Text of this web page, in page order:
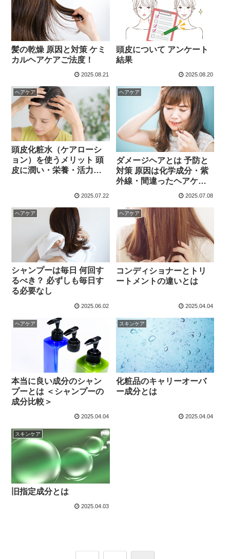
髪の乾燥 原因と対策 ケミ
カルヘアケアご法度！
2025.08.21
頭皮について アンケート
結果
2025.08.20
ヘアケア
頭皮化粧水（ケアローシ
ョン）を使うメリット 頭
皮に潤い・栄養・活力！
2025.07.22
ヘアケア
ダメージヘアとは 予防と
対策 原因は化学成分・紫
外線・間違ったヘアケア
2025.07.08
ヘアケア
シャンプーは毎日 何回す
るべき？ 必ずしも毎日す
る必要なし
2025.06.02
ヘアケア
コンディショナーとトリ
ートメントの違いとは
2025.04.04
ヘアケア
本当に良い成分のシャン
プーとは ＜シャンプーの
成分比較＞
2025.04.04
スキンケア
化粧品のキャリーオーバ
ー成分とは
2025.04.04
スキンケア
旧指定成分とは
2025.04.03